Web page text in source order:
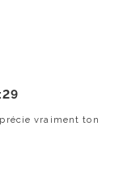
vraiment ton